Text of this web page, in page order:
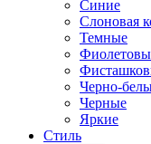
Синие
Слоновая
Темные
Черно-
Черные
Яркие
Стиль